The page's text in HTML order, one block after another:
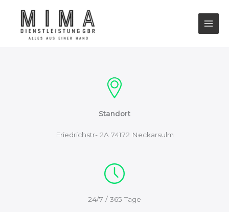
content
Standort
Friedrichstr- 2A 74172 Neckarsulm
24/7 / 365 Tage